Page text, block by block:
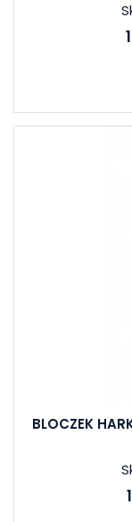
BLOCZEK